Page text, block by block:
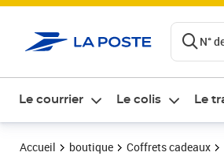
N°
Le courrier Le colis Le
Accueil boutique Coffrets cadeaux